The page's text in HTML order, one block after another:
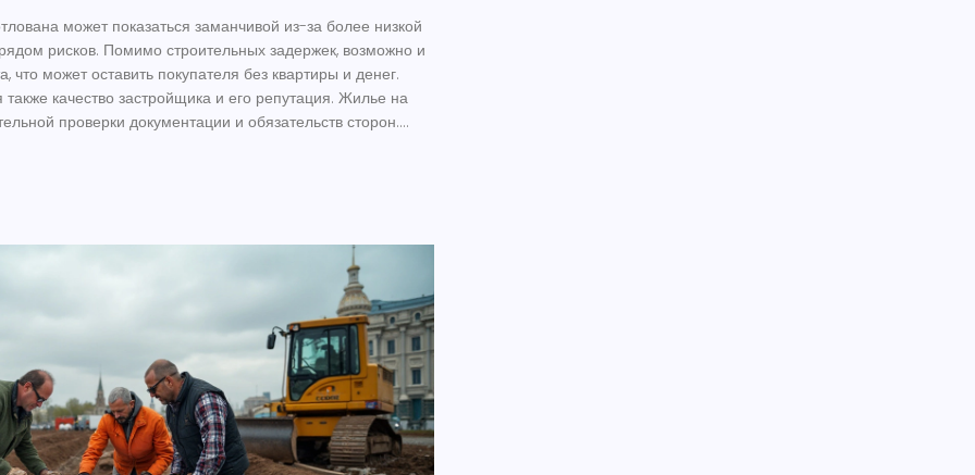
может показаться заманчивой из-за более низкой
рисков. Помимо строительных задержек, возможно и
что может оставить покупателя без квартиры и денег.
качество застройщика и его репутация. Жилье на
проверки документации и обязательств сторон.